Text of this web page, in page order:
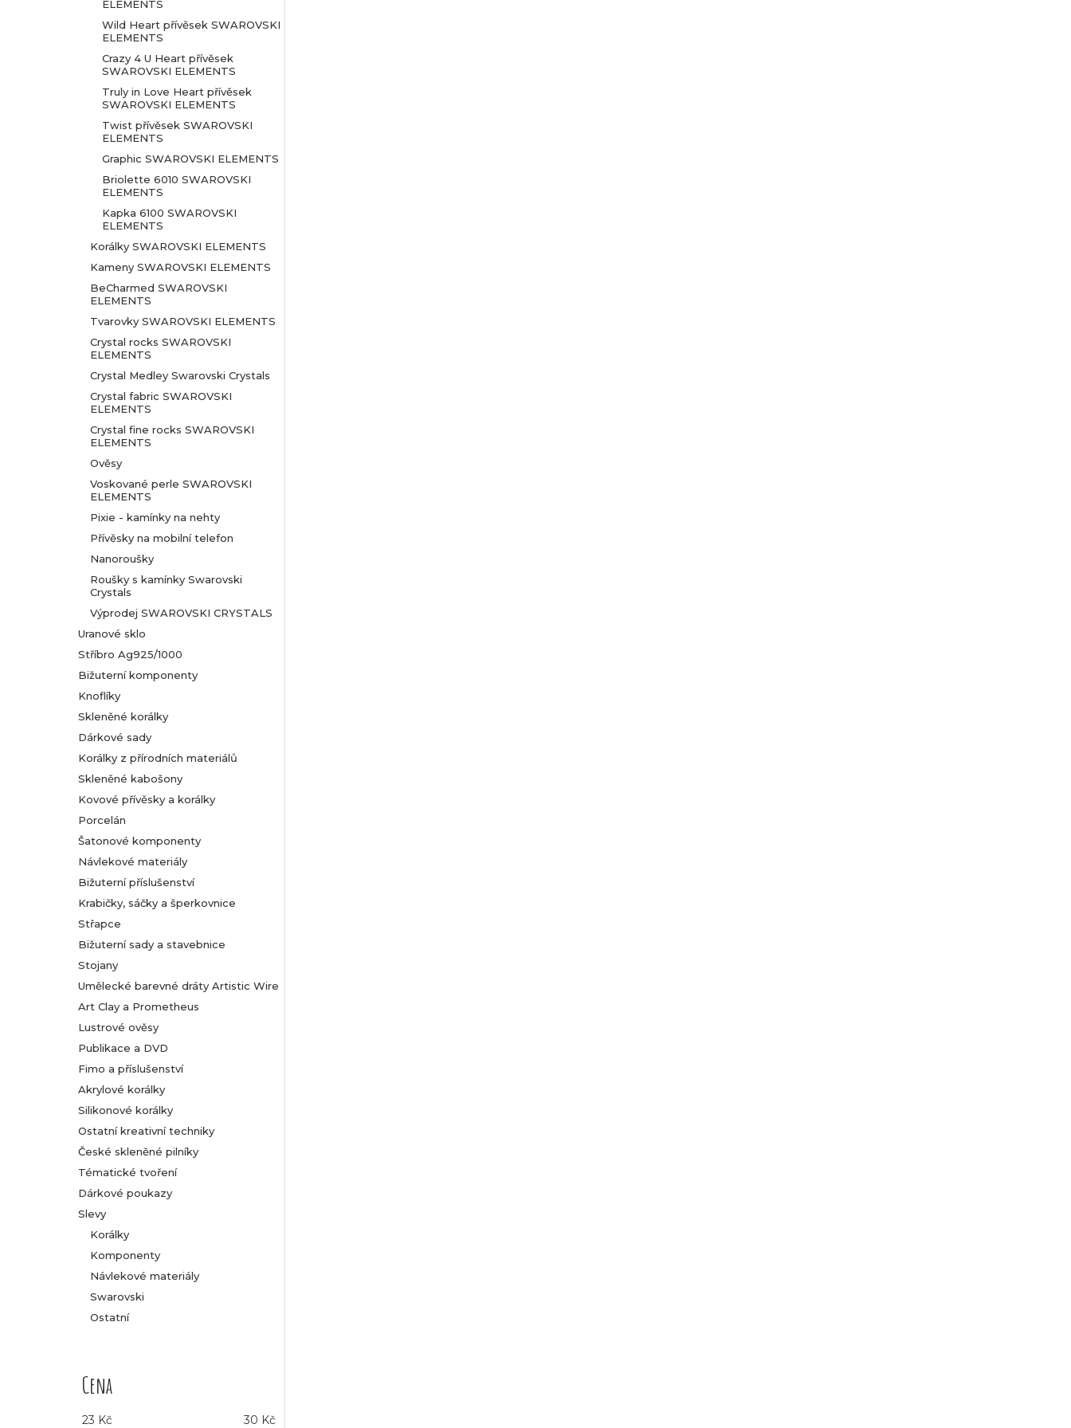
ELEMENTS
Wild Heart přívěsek SWAROVSKI
ELEMENTS
Crazy 4 U Heart přívěsek
SWAROVSKI ELEMENTS
Truly in Love Heart přívěsek
SWAROVSKI ELEMENTS
Twist přívěsek SWAROVSKI
ELEMENTS
Graphic SWAROVSKI ELEMENTS
Briolette 6010 SWAROVSKI
ELEMENTS
Kapka 6100 SWAROVSKI
ELEMENTS
Korálky SWAROVSKI ELEMENTS
Kameny SWAROVSKI ELEMENTS
BeCharmed SWAROVSKI
ELEMENTS
Tvarovky SWAROVSKI ELEMENTS
Crystal rocks SWAROVSKI
ELEMENTS
Crystal Medley Swarovski Crystals
Crystal fabric SWAROVSKI
ELEMENTS
Crystal fine rocks SWAROVSKI
ELEMENTS
Ověsy
Voskované perle SWAROVSKI
ELEMENTS
Pixie - kamínky na nehty
Přívěsky na mobilní telefon
Nanoroušky
Roušky s kamínky Swarovski
Crystals
Výprodej SWAROVSKI CRYSTALS
Uranové sklo
Stříbro Ag925/1000
Bižuterní komponenty
Knoflíky
Skleněné korálky
Dárkové sady
Korálky z přírodních materiálů
Skleněné kabošony
Kovové přívěsky a korálky
Porcelán
Šatonové komponenty
Návlekové materiály
Bižuterní příslušenství
Krabičky, sáčky a šperkovnice
Střapce
Bižuterní sady a stavebnice
Stojany
Umělecké barevné dráty Artistic Wire
Art Clay a Prometheus
Lustrové ověsy
Publikace a DVD
Fimo a příslušenství
Akrylové korálky
Silikonové korálky
Ostatní kreativní techniky
České skleněné pilníky
Tématické tvoření
Dárkové poukazy
Slevy
Korálky
Komponenty
Návlekové materiály
Swarovski
Ostatní
Cena
23 Kč 30 Kč